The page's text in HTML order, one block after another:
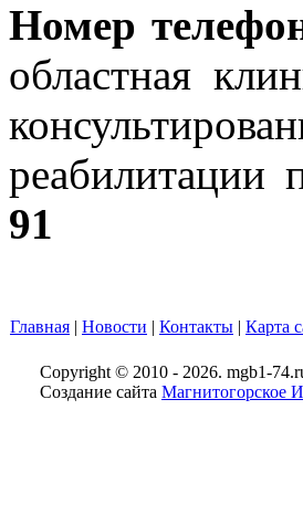
Номер
областная
реабилитации
91
Главная | Новости | Контакты | Карта
Copyright © 2010 - 2026. mgb1-
Создание сайта Магнитогорское